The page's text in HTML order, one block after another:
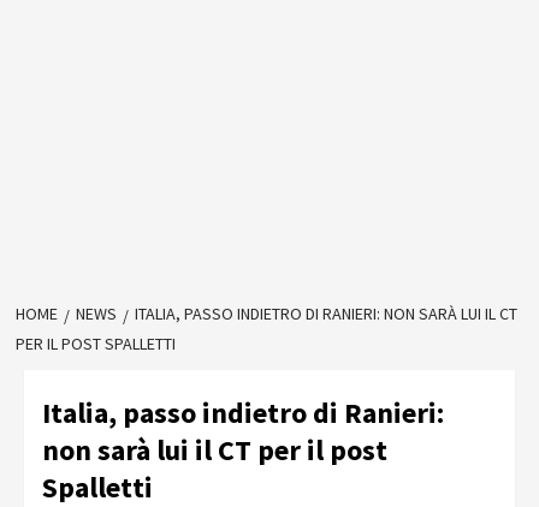
HOME NEWS
ITALIA, PASSO INDIETRO DI RANIERI: NON SARÀ LUI IL CT
PER IL POST SPALLETTI
Italia, passo indietro di Ranieri:
non sarà lui il CT per il post
Spalletti